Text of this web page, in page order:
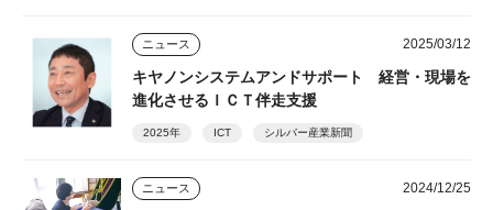
ニュース 2025/03/12
キヤノンシステムアンドサポート 経営・現場を
進化させるＩＣＴ伴走支援
2025年 ICT シルバー産業新聞
ニュース 2024/12/25